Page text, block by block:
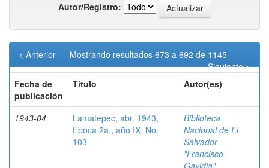
Autor/Registro:
Mostrando resultados 673 a 692 de 1145
< Anterior
Siguiente >
Fecha de
publicación
Título Autor(es)
1943-04
Lamatepec, abr. 1943,
Epoca 2a., año IX, No.
103
Biblioteca
Nacional de El
Salvador
"Francisco
Gavidia"